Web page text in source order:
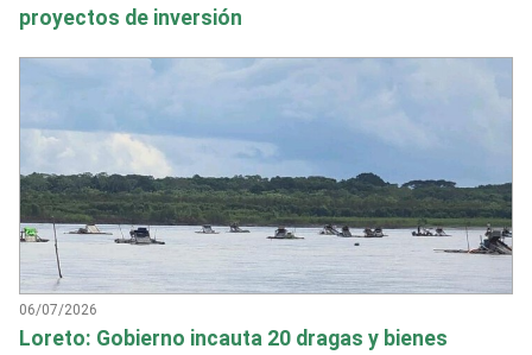
proyectos de inversión
06/07/2026
Loreto: Gobierno incauta 20 dragas y bienes